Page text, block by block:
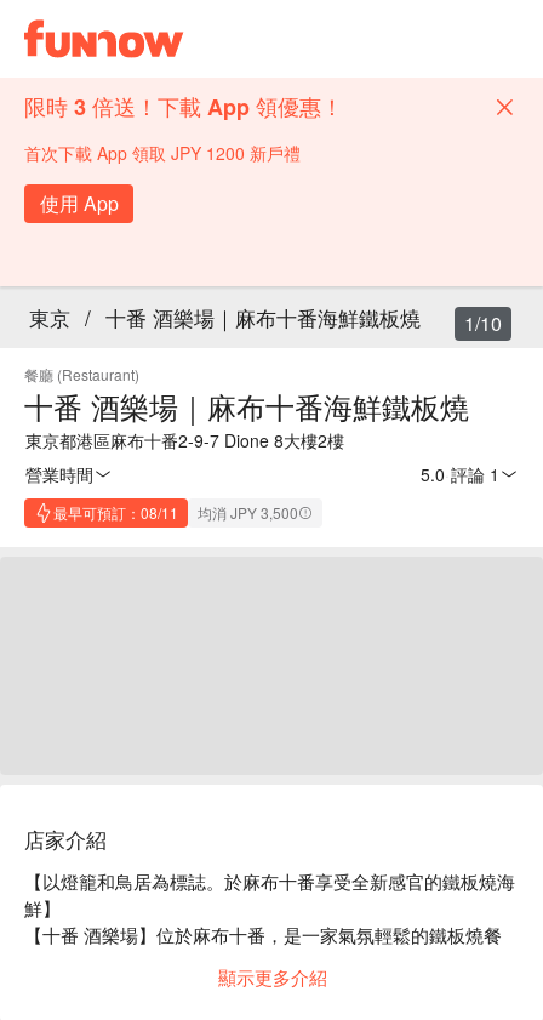
限時 3 倍送！下載 App 領優惠！
首次下載 App 領取 JPY 1200 新戶禮
使用 App
東京 / 十番 酒樂場｜麻布十番海鮮鐵板燒
餐廳 (Restaurant)
十番 酒樂場｜麻布十番海鮮鐵板燒
東京都港區麻布十番2-9-7 Dione 8大樓2樓
營業時間
5.0 評論 1
最早可預訂：08/11 均消 JPY 3,500
1/10
店家介紹
【以燈籠和鳥居為標誌。於麻布十番享受全新感官的鐵板燒海
鮮】
【十番 酒樂場】位於麻布十番，是一家氣氛輕鬆的鐵板燒餐
氛圍。店內特色為員工在客人面前料理鐵板燒，且價格實惠。
顯示更多介紹